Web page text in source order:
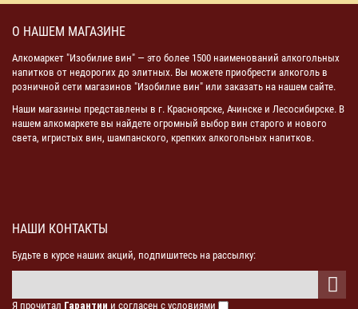
О НАШЕМ МАГАЗИНЕ
Алкомаркет "Изобилие вин" — это более 1500 наименований алкогольных
напитков от недорогих до элитных. Вы можете приобрести алкоголь в
розничной сети магазинов "Изобилие вин" или заказать на нашем сайте.
Наши магазины представлены в г. Красноярске, Ачинске и Лесосибирске. В
нашем алкомаркете вы найдете огромный выбор вин старого и нового
света, игристых вин, шампанского, крепких алкогольных напитков.
НАШИ КОНТАКТЫ
Будьте в курсе наших акций, подпишитесь на рассылку:
Я прочитал Гарантии и согласен с условиями